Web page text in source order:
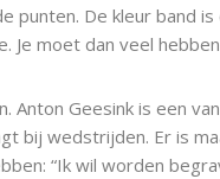
punten. De kleur band
Je moet dan veel
Anton Geesink is een
bij wedstrijden. Er is
“Ik wil worden